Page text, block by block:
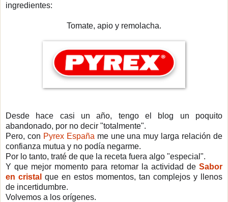
ingredientes:
Tomate, apio y remolacha.
Desde hace casi un año, tengo el blog un poquito
abandonado, por no decir "totalmente".
Pero, con Pyrex España me une una muy larga relación de
confianza mutua y no podía negarme.
Por lo tanto, traté de que la receta fuera algo "especial".
Y que mejor momento para retomar la actividad de Sabor
en cristal que en estos momentos, tan complejos y llenos
de incertidumbre.
Volvemos a los orígenes.